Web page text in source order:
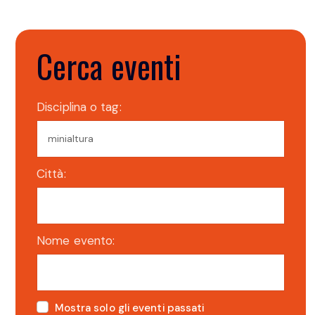
Cerca eventi
Disciplina o tag:
Città:
Nome evento:
Mostra solo gli eventi passati